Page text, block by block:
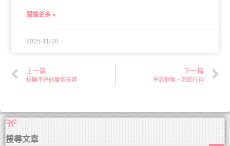
閱讀更多 »
2025-11-20
上一篇
穩賺不賠的愛情投資
下一篇
重新對焦，源頭在神
搜尋文章